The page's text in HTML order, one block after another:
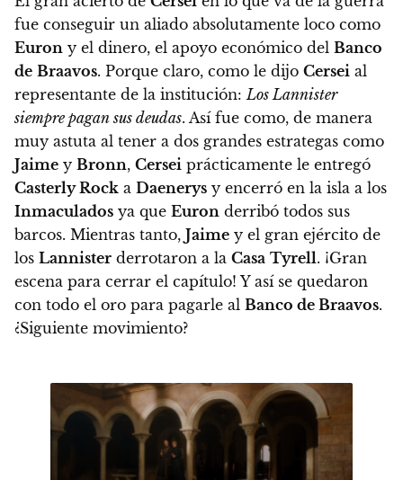
fue conseguir un aliado absolutamente loco como
Euron y el dinero, el apoyo económico del Banco
de Braavos. Porque claro, como le dijo Cersei al
representante de la institución:Los Lannister
siempre pagan sus deudas. Así fue como, de manera
muy astuta al tener a dos grandes estrategas como
Jaime y Bronn, Cersei prácticamente le entregó
Casterly Rock a Daenerys y encerró en la isla a los
Inmaculados ya que Euron derribó todos sus
barcos. Mientras tanto, Jaime y el gran ejército de
los Lannister derrotaron a la Casa Tyrell. ¡Gran
escena para cerrar el capítulo! Y así se quedaron
con todo el oro para pagarle al Banco de Braavos.
¿Siguiente movimiento?